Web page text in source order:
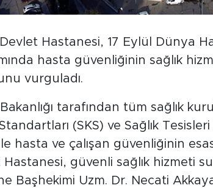
Hastanesi, 17 Eylül Dünya
hasta güvenliğinin sağlık
vurguladı.
Bakanlığı tarafından tüm sağlık
(SKS) ve Sağlık
hasta ve çalışan güvenliğinin
Hastanesi, güvenli sağlık hizmeti
Başhekimi Uzm. Dr. Necati